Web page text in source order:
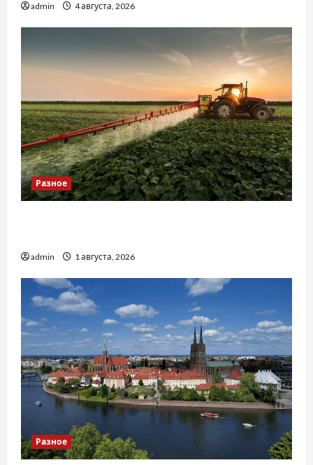
admin 4 августа, 2026
Разное
admin 1 августа, 2026
Разное